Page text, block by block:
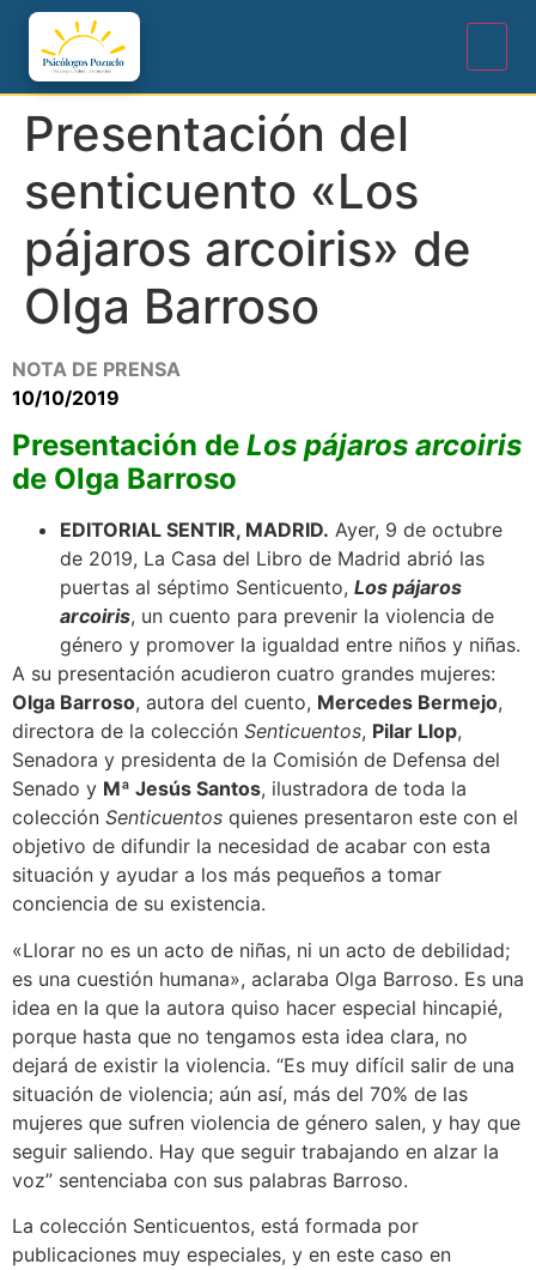
Presentación del
senticuento «Los
pájaros arcoiris» de
Olga Barroso
NOTA DE PRENSA
10/10/2019
Presentación de Los pájaros arcoiris
de Olga Barroso
EDITORIAL SENTIR, MADRID. Ayer, 9 de octubre
de 2019, La Casa del Libro de Madrid abrió las
puertas al séptimo Senticuento, Los pájaros
arcoiris, un cuento para prevenir la violencia de
género y promover la igualdad entre niños y niñas.
A su presentación acudieron cuatro grandes mujeres:
Olga Barroso, autora del cuento, Mercedes Bermejo,
directora de la colección Senticuentos, Pilar Llop,
Senadora y presidenta de la Comisión de Defensa del
Senado y Mª Jesús Santos, ilustradora de toda la
colección Senticuentos quienes presentaron este con el
objetivo de difundir la necesidad de acabar con esta
situación y ayudar a los más pequeños a tomar
conciencia de su existencia.
«Llorar no es un acto de niñas, ni un acto de debilidad;
es una cuestión humana», aclaraba Olga Barroso. Es una
idea en la que la autora quiso hacer especial hincapié,
porque hasta que no tengamos esta idea clara, no
dejará de existir la violencia. “Es muy difícil salir de una
situación de violencia; aún así, más del 70% de las
mujeres que sufren violencia de género salen, y hay que
seguir saliendo. Hay que seguir trabajando en alzar la
voz” sentenciaba con sus palabras Barroso.
La colección Senticuentos, está formada por
publicaciones muy especiales, y en este caso en